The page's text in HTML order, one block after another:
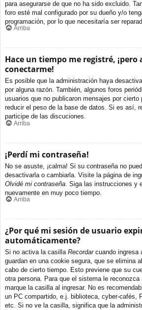
para asegurarse de que no ha sido excluido.
foro esté mal configurado por su dueño y/o
programación, por lo que necesitaría ser
Arriba
Hace un tiempo me registré,
conectarme!
Es posible que la administración haya
por alguna razón. También, algunos foros
usuarios que no publicaron mensajes por cierto
reducir el peso de la base de datos. Si es así,
participe de las discuciones.
Arriba
¡Perdí mi contraseña!
No se asuste, ¡calma! Si su contraseña no
desactivarla o cambiarla. Visite la página de
Olvidé mi contraseña . Siga las instrucciones y
nuevamente en muy poco tiempo.
Arriba
¿Por qué mi sesión de usuario
automáticamente?
Si no activa la casilla Recordarcuando ingresa
guardan en una cookie segura, que se elimina
cabo de cierto tiempo. Esto previene que su
otra persona. Para que el sistema le
marque la casilla al ingresar. No es
un PC compartido, e.j. biblioteca, cyber-cafés,
etc. Si no ve la casilla, significa que la